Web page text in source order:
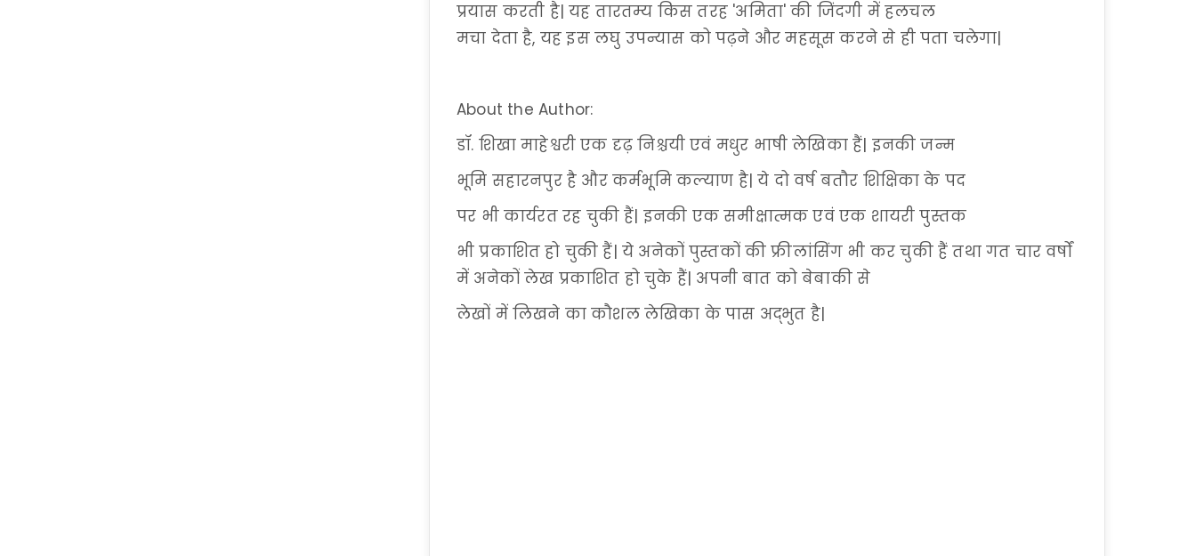
प्रयास करती है| यह तारतम्य किस तरह 'अमिता' की जिंदगी में हलचल
मचा देता है, यह इस लघु उपन्यास को पढ़ने और महसूस करने से ही पता चलेगा|
About the Author:
डॉ. शिखा माहेश्वरी एक दृढ़ निश्चयी एवं मधुर भाषी लेखिका हैं| इनकी जन्म
भूमि सहारनपुर है और कर्मभूमि कल्याण है| ये दो वर्ष बतौर शिक्षिका के पद
पर भी कार्यरत रह चुकी हैं| इनकी एक समीक्षात्मक एवं एक शायरी पुस्तक
भी प्रकाशित हो चुकी हैं| ये अनेकों पुस्तकों की फ्रीलांसिंग भी कर चुकी हैं तथा गत चार वर्षों
में अनेकों लेख प्रकाशित हो चुके हैं| अपनी बात को बेबाकी से
लेखों में लिखने का कौशल लेखिका के पास अद्भुत है|